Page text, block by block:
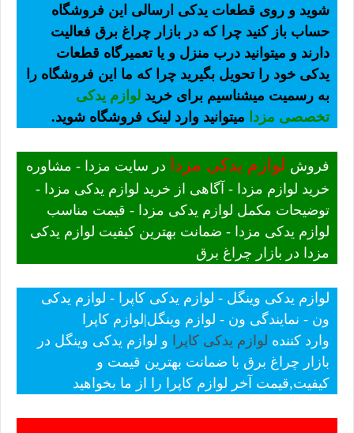
شوید و روی قطعات یدکی ارسالی این فروشگاه
حساب باز کنید چرا که در بازار چراغ برق فعالیت
دارند و میتوانید درب منزل و یا تعمیرگاه قطعات
یدکی خود را تحویل بگیرید چرا که ما این فروشگاه را
به رسمیت میشناسیم برای خرید لوازم یدکی
تخصصی مزدا میتوانید وارد لینک فروشگاه شوید.
فروش لوازم یدکی مزدا در سایت مزدا - مشاوره
خرید لوازم مزدا - آگاهی از خرید لوازم یدکی مزدا -
توضیحات مکمل لوازم یدکی مزدا - قیمت مناسب
لوازم یدکی مزدا - ضمانت بهترین کیفیت لوازم یدکی
مزدا در بازار چراغ برق
لوازم یدکی وینگل - لوازم یدکی کاپرا - لوازم یدکی
ون - نمایندگی ون - لوازم وینگل|لوازم کاپرا
وارد کننده لوازم یدکی کاپرا و لوازم یدکی وینگل در
بازار چراغ برق با ضمانت بهترین قیمت و
کیفیت,قیمت آخر لوازم کاپرا را از ما بخواهید